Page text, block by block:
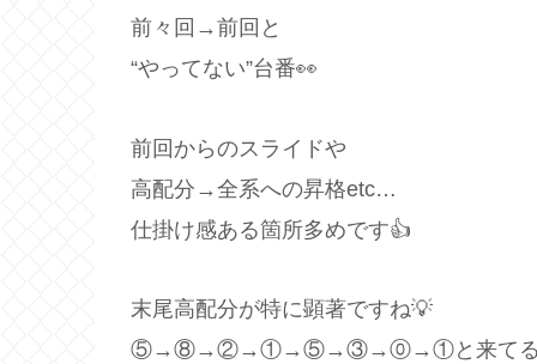
前々回→前回と
“やってない”台番👀
前回からのスライドや
高配分→全系への昇格etc…
仕掛け感ある箇所多めです👍
末尾高配分が特に顕著ですね💡
⑤→⑧→②→①→⑤→③→⓪→①と来てる